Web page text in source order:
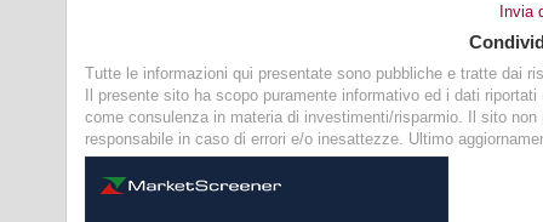
Invia
Tutte le informazioni qui presentate sono pubbliche e tratte dai
Il presente sito ha scopo puramente informativo ed i dati
come consulenza in materia di investimenti/risparmio. Il sito non
responsabile in caso di errori e/o inesattezze. Ultimo